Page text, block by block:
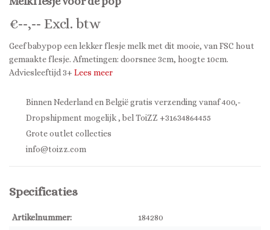
€--,-- Excl. btw
Geef babypop een lekker flesje melk met dit mooie, van FSC hout
gemaakte flesje. Afmetingen: doorsnee 3cm, hoogte 10cm.
Adviesleeftijd 3+ Lees meer
Binnen Nederland en België gratis verzending vanaf 400,-
Dropshipment mogelijk , bel ToiZZ +31634864455
Grote outlet collecties
info@toizz.com
Specificaties
Artikelnummer:
184280